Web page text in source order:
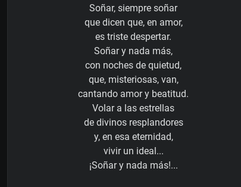
Soñar, siempre soñar
que dicen que, en amor,
es triste despertar.
Soñar y nada más,
con noches de quietud,
que, misteriosas, van,
cantando amor y beatitud.
Volar a las estrellas
de divinos resplandores
y, en esa eternidad,
vivir un ideal...
¡Soñar y nada más!...